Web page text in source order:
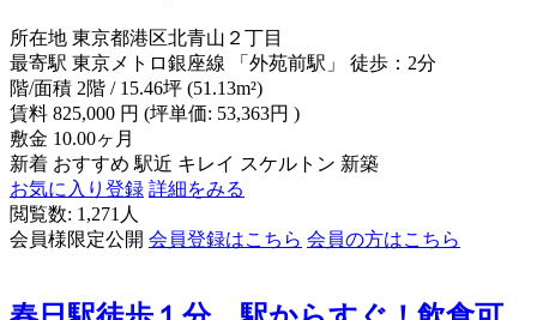
所在地 東京都港区北青山２丁目
最寄駅 東京メトロ銀座線 「外苑前駅」 徒歩：2分
階/面積 2階 / 15.46坪 (51.13m²)
賃料 825,000 円 (坪単価: 53,363円 )
敷金 10.00ヶ月
新着 おすすめ 駅近 キレイ スケルトン 新築
お気に入り登録 詳細をみる
閲覧数: 1,271人
会員様限定公開 会員登録はこちら 会員の方はこちら